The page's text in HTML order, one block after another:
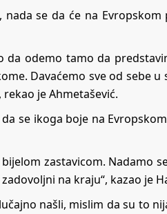
se da će na
da odemo tamo da
Davaćemo sve od sebe u
je Ahmetašević.
se ikoga boje na
zastavicom. Nadamo
na kraju“, kazao je
našli, mislim da su to